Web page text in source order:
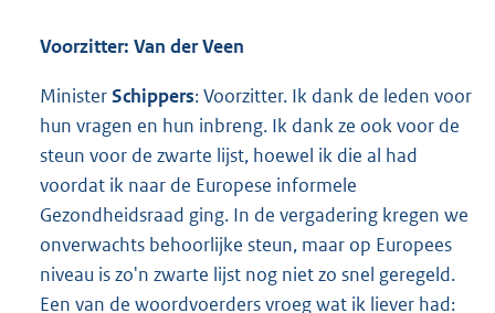
Voorzitter: Van der Veen
MinisterSchippers: Voorzitter. Ik dank de leden voor
hun vragen en hun inbreng. Ik dank ze ook voor de
steun voor de zwarte lijst, hoewel ik die al had
voordat ik naar de Europese informele
Gezondheidsraad ging. In de vergadering kregen we
onverwachts behoorlijke steun, maar op Europees
niveau is zo'n zwarte lijst nog niet zo snel geregeld.
Een van de woordvoerders vroeg wat ik liever had: